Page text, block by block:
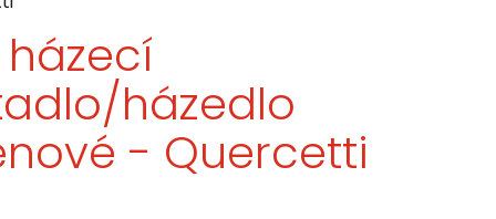
házecí
házedlo
- Quercetti